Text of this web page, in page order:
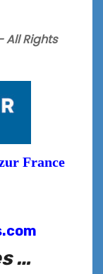
All Rights
France
…